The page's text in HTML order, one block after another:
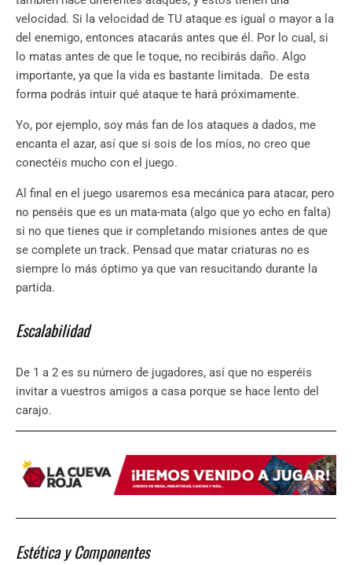
velocidad. Si la velocidad de TU ataque es igual o mayor a la
del enemigo, entonces atacarás antes que él. Por lo cual, si
lo matas antes de que le toque, no recibirás daño. Algo
importante, ya que la vida es bastante limitada. De esta
forma podrás intuir qué ataque te hará próximamente.
Yo, por ejemplo, soy más fan de los ataques a dados, me
encanta el azar, así que si sois de los míos, no creo que
conectéis mucho con el juego.
Al final en el juego usaremos esa mecánica para atacar, pero
no penséis que es un mata-mata (algo que yo echo en falta)
si no que tienes que ir completando misiones antes de que
se complete un track. Pensad que matar criaturas no es
siempre lo más óptimo ya que van resucitando durante la
partida.
Escalabilidad
De 1 a 2 es su número de jugadores, así que no esperéis
invitar a vuestros amigos a casa porque se hace lento del
carajo.
Estética y Componentes